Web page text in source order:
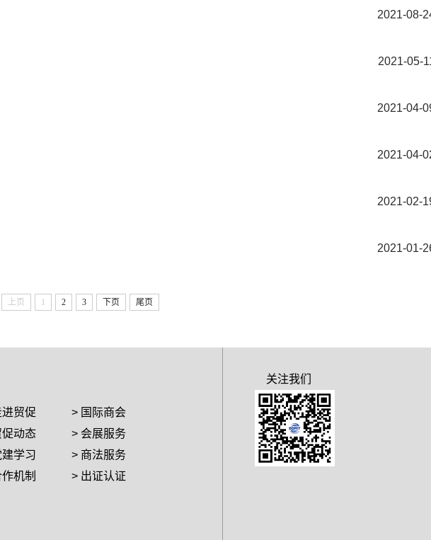
2021-08-
2021-05-
2021-04-
2021-04-
2021-02-
2021-01-
上页 1 2 3 下页 尾页
贸促
> 国际商会
促动态
> 会展服务
学习
> 商法服务
机制
> 出证认证
关注我们